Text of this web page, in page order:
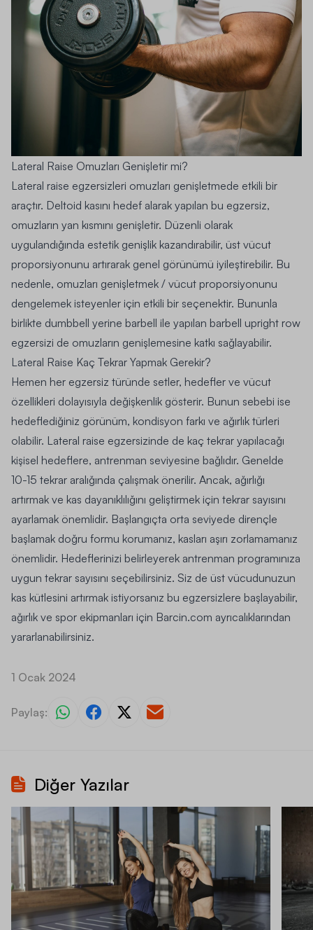
Lateral Raise Omuzları Genişletir mi?
Lateral raise egzersizleri omuzları genişletmede etkili bir
araçtır. Deltoid kasını hedef alarak yapılan bu egzersiz,
omuzların yan kısmını genişletir. Düzenli olarak
uygulandığında estetik genişlik kazandırabilir, üst vücut
proporsiyonunu artırarak genel görünümü iyileştirebilir. Bu
nedenle, omuzları genişletmek / vücut proporsiyonunu
dengelemek isteyenler için etkili bir seçenektir. Bununla
birlikte dumbbell yerine barbell ile yapılan barbell upright row
egzersizi de omuzların genişlemesine katkı sağlayabilir.
Lateral Raise Kaç Tekrar Yapmak Gerekir?
Hemen her egzersiz türünde setler, hedefler ve vücut
özellikleri dolayısıyla değişkenlik gösterir. Bunun sebebi ise
hedeflediğiniz görünüm, kondisyon farkı ve ağırlık türleri
olabilir. Lateral raise egzersizinde de kaç tekrar yapılacağı
kişisel hedeflere, antrenman seviyesine bağlıdır. Genelde
10-15 tekrar aralığında çalışmak önerilir. Ancak, ağırlığı
artırmak ve kas dayanıklılığını geliştirmek için tekrar sayısını
ayarlamak önemlidir. Başlangıçta orta seviyede dirençle
başlamak doğru formu korumanız, kasları aşırı zorlamamanız
önemlidir. Hedeflerinizi belirleyerek antrenman programınıza
uygun tekrar sayısını seçebilirsiniz. Siz de üst vücudunuzun
kas kütlesini artırmak istiyorsanız bu egzersizlere başlayabilir,
ağırlık ve spor ekipmanları için Barcin.com ayrıcalıklarından
yararlanabilirsiniz.
1 Ocak 2024
Paylaş:
Diğer Yazılar